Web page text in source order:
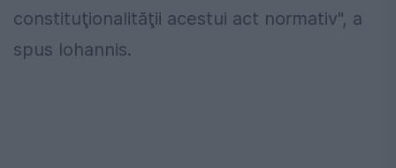
constituţionalităţii acestui act normativ", a
spus Iohannis.